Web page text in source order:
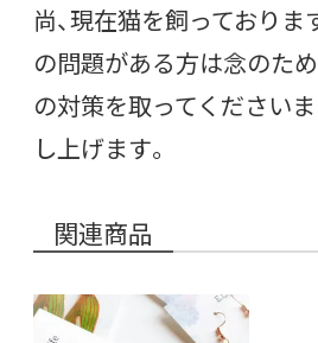
尚、現在猫を飼っておりま
の問題がある方は念のた
の対策を取ってください
し上げます。
関連商品